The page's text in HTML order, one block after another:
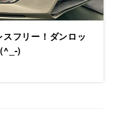
フリー！ダンロッ
)